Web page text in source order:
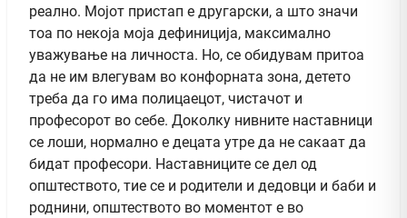
реално. Мојот пристап е другарски, а што значи
тоа по некоја моја дефиниција, максимално
уважување на личноста. Но, се обидувам притоа
да не им влегувам во конфорната зона, детето
треба да го има полицаецот, чистачот и
професорот во себе. Доколку нивните наставници
се лоши, нормално е децата утре да не сакаат да
бидат професори. Наставниците се дел од
општеството, тие се и родители и дедовци и баби и
роднини, општеството во моментот е во